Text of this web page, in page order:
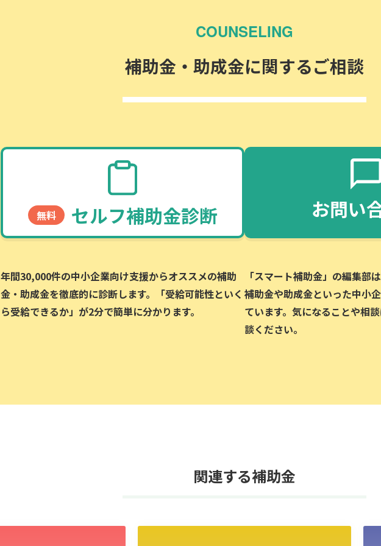
COUNSELING
補助金・助成金に関するご相談
無料 セルフ補助金診断
年間30,000件の中小企業向け支援からオススメの補助
金・助成金を徹底的に診断します。「受給可能性といく
ら受給できるか」が2分で簡単に分かります。
お問い
「スマート補助金」の編集部
補助金や助成金といった中小
ています。気になることや相
談ください。
関連する補助金